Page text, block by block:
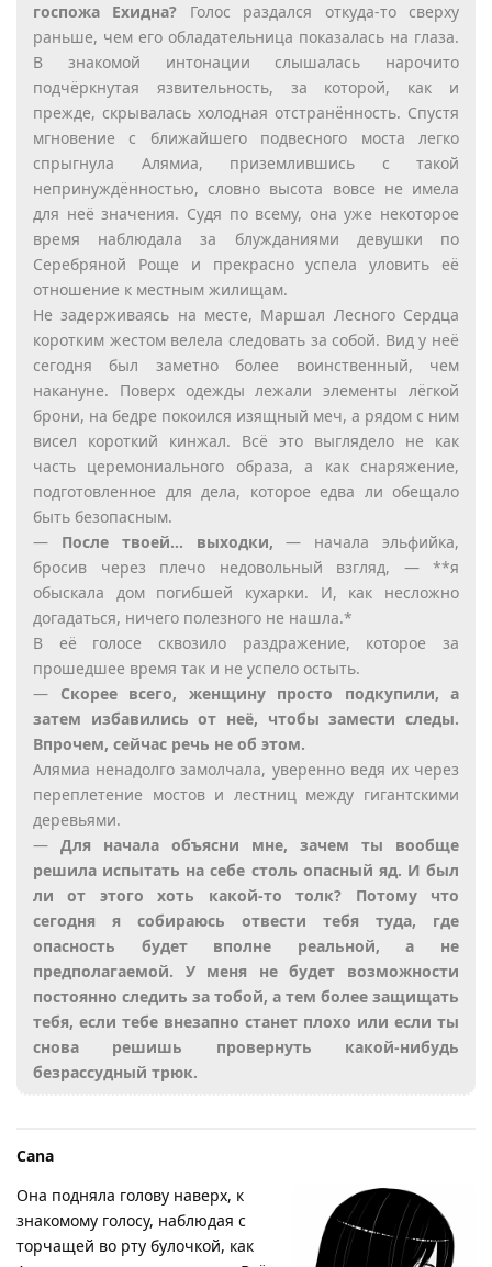
госпожа Ехидна? Голос раздался откуда-то сверху
раньше, чем его обладательница показалась на глаза.
В знакомой интонации слышалась нарочито
подчёркнутая язвительность, за которой, как и
прежде, скрывалась холодная отстранённость. Спустя
мгновение с ближайшего подвесного моста легко
спрыгнула Алямиа, приземлившись с такой
непринуждённостью, словно высота вовсе не имела
для неё значения. Судя по всему, она уже некоторое
время наблюдала за блужданиями девушки по
Серебряной Роще и прекрасно успела уловить её
отношение к местным жилищам.
Не задерживаясь на месте, Маршал Лесного Сердца
коротким жестом велела следовать за собой. Вид у неё
сегодня был заметно более воинственный, чем
накануне. Поверх одежды лежали элементы лёгкой
брони, на бедре покоился изящный меч, а рядом с ним
висел короткий кинжал. Всё это выглядело не как
часть церемониального образа, а как снаряжение,
подготовленное для дела, которое едва ли обещало
быть безопасным.
— После твоей… выходки, — начала эльфийка,
бросив через плечо недовольный взгляд, — **я
обыскала дом погибшей кухарки. И, как несложно
догадаться, ничего полезного не нашла.*
В её голосе сквозило раздражение, которое за
прошедшее время так и не успело остыть.
— Скорее всего, женщину просто подкупили, а
затем избавились от неё, чтобы замести следы.
Впрочем, сейчас речь не об этом.
Алямиа ненадолго замолчала, уверенно ведя их через
переплетение мостов и лестниц между гигантскими
деревьями.
— Для начала объясни мне, зачем ты вообще
решила испытать на себе столь опасный яд. И был
ли от этого хоть какой-то толк? Потому что
сегодня я собираюсь отвести тебя туда, где
опасность будет вполне реальной, а не
предполагаемой. У меня не будет возможности
постоянно следить за тобой, а тем более защищать
тебя, если тебе внезапно станет плохо или если ты
снова решишь провернуть какой-нибудь
безрассудный трюк.
Cana
Она подняла голову наверх, к
знакомому голосу, наблюдая с
торчащей во рту булочкой, как